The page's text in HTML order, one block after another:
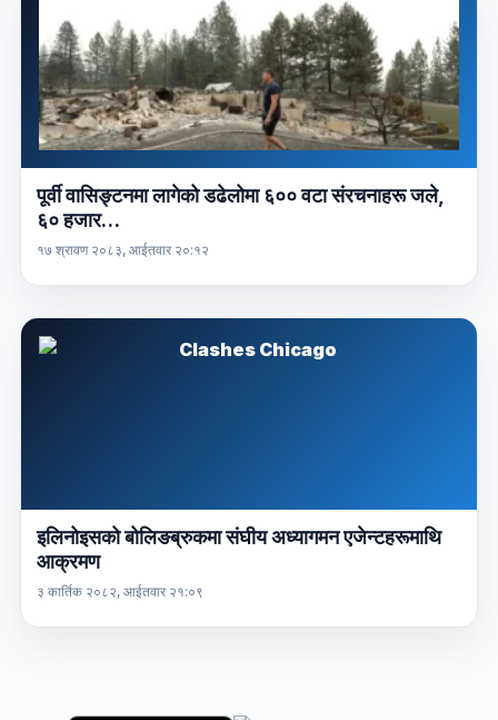
पूर्वी वासिङ्टनमा लागेको डढेलोमा ६०० वटा संरचनाहरू जले,
६० हजार…
१७ श्रावण २०८३, आईतवार २०:१२
इलिनोइसको बोलिङब्रुकमा संघीय अध्यागमन एजेन्टहरूमाथि
आक्रमण
३ कार्तिक २०८२, आईतवार २१:०९